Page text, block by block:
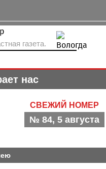
газета.
нас
денег
СВЕЖИЙ НОМЕР
№ 84, 5 августа